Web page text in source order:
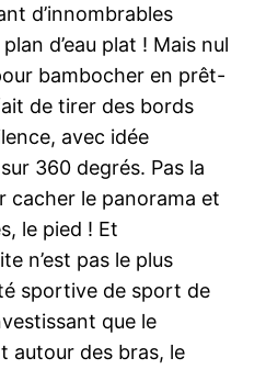
d’innombrables
d’eau plat ! Mais nul
bambocher en prêt-
de tirer des bords
avec idée
360 degrés. Pas la
cacher le panorama et
le pied ! Et
n’est pas le plus
sportive de sport de
que le
autour des bras, le